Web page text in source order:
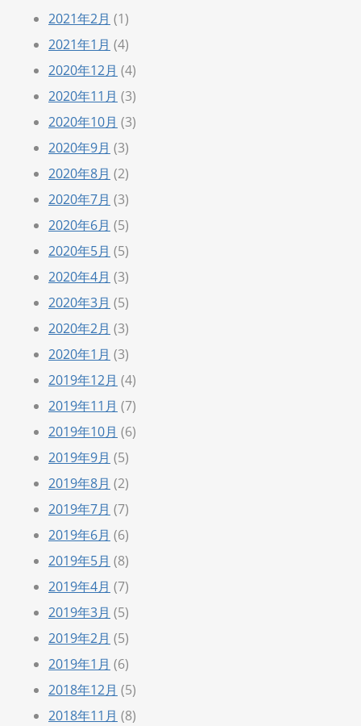
2021年2月 (1)
2021年1月 (4)
2020年12月 (4)
2020年11月 (3)
2020年10月 (3)
2020年9月 (3)
2020年8月 (2)
2020年7月 (3)
2020年6月 (5)
2020年5月 (5)
2020年4月 (3)
2020年3月 (5)
2020年2月 (3)
2020年1月 (3)
2019年12月 (4)
2019年11月 (7)
2019年10月 (6)
2019年9月 (5)
2019年8月 (2)
2019年7月 (7)
2019年6月 (6)
2019年5月 (8)
2019年4月 (7)
2019年3月 (5)
2019年2月 (5)
2019年1月 (6)
2018年12月 (5)
2018年11月 (8)